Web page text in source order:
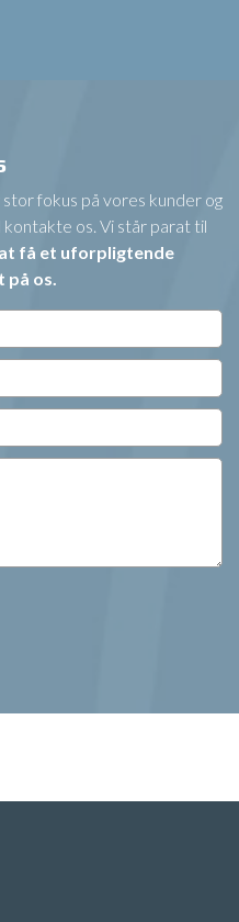
fokus på vores kunder og
kontakte os. Vi står parat til
få et uforpligtende
på os.